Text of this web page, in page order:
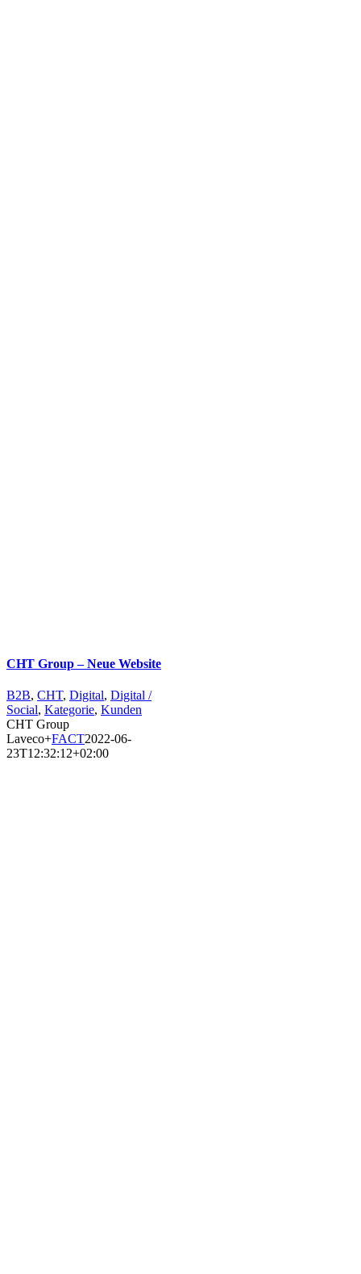
CHT Group – Neue Website
B2B, CHT, Digital, Digital /
Social, Kategorie, Kunden
CHT Group
Laveco+FACT2022-06-
23T12:32:12+02:00